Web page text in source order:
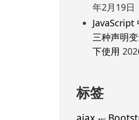
年2月19日
三种声明
下使用
标签